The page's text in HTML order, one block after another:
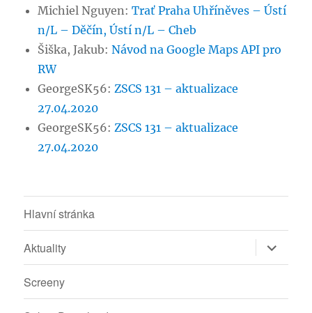
Michiel Nguyen:Trať Praha Uhříněves – Ústí
n/L – Děčín, Ústí n/L – Cheb
Šiška, Jakub:Návod na Google Maps API pro
RW
GeorgeSK56:ZSCS 131 – aktualizace
27.04.2020
GeorgeSK56:ZSCS 131 – aktualizace
27.04.2020
Hlavní stránka
Aktuality Zobrazit
položky
Screeny